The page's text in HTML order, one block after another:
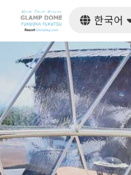
한국어
日本語
English
繁體中文